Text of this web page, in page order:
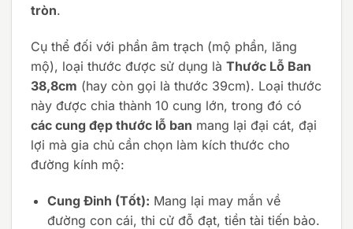
tròn.
Cụ thể đối với phần âm trạch (mộ phần, lăng
mộ), loại thước được sử dụng là Thước Lỗ Ban
38,8cm (hay còn gọi là thước 39cm). Loại thước
này được chia thành 10 cung lớn, trong đó có
các cung đẹp thước lỗ ban mang lại đại cát, đại
lợi mà gia chủ cần chọn làm kích thước cho
đường kính mộ:
Cung Đinh (Tốt): Mang lại may mắn về
đường con cái, thi cử đỗ đạt, tiền tài tiến bảo.